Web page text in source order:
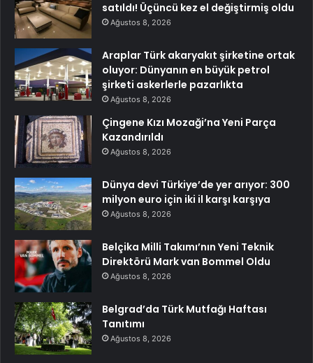
satıldı! Üçüncü kez el değiştirmiş oldu
Ağustos 8, 2026
Araplar Türk akaryakıt şirketine ortak
oluyor: Dünyanın en büyük petrol
şirketi askerlerle pazarlıkta
Ağustos 8, 2026
Çingene Kızı Mozaği’na Yeni Parça
Kazandırıldı
Ağustos 8, 2026
Dünya devi Türkiye’de yer arıyor: 300
milyon euro için iki il karşı karşıya
Ağustos 8, 2026
Belçika Milli Takımı’nın Yeni Teknik
Direktörü Mark van Bommel Oldu
Ağustos 8, 2026
Belgrad’da Türk Mutfağı Haftası
Tanıtımı
Ağustos 8, 2026